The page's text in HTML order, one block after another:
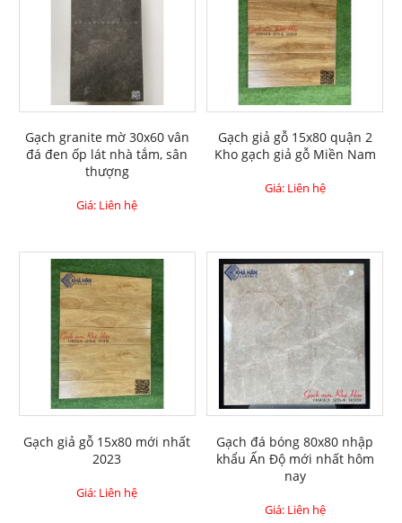
Gạch granite mờ 30x60 vân
đá đen ốp lát nhà tắm, sân
thượng
Giá: Liên hệ
Gạch giả gỗ 15x80 quận 2
Kho gạch giả gỗ Miền Nam
Giá: Liên hệ
Gạch giả gỗ 15x80 mới nhất
2023
Giá: Liên hệ
Gạch đá bóng 80x80 nhập
khẩu Ấn Độ mới nhất hôm
nay
Giá: Liên hệ